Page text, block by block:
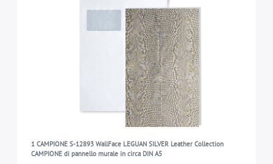
1 CAMPIONE S-12893 WallFace LEGUAN SILVER Leather Collection
CAMPIONE di pannello murale in circa DIN A5